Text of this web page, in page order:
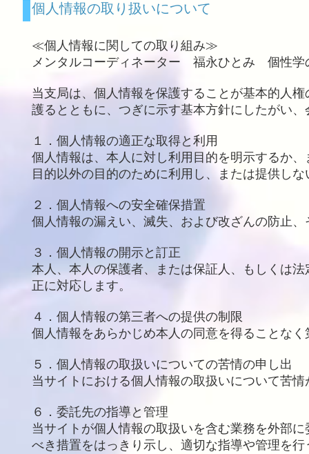
個人情報の取り扱いについて
≪個人情報に関しての取り組み≫
メンタルコーディネーター 福永ひとみ 個性学
当支局は、個人情報を保護することが基本的人
護るとともに、つぎに示す基本方針にしたがい
１．個人情報の適正な取得と利用
個人情報は、本人に対し利用目的を明示するか
目的以外の目的のために利用し、または提供し
２．個人情報への安全確保措置
個人情報の漏えい、滅失、および改ざんの防止
３．個人情報の開示と訂正
本人、本人の保護者、または保証人、もしくは
正に対応します。
４．個人情報の第三者への提供の制限
個人情報をあらかじめ本人の同意を得ることな
５．個人情報の取扱いについての苦情の申し出
当サイトにおける個人情報の取扱いについて苦
６．委託先の指導と管理
当サイトが個人情報の取扱いを含む業務を外部
べき措置をはっきり示し、適切な指導や管理を